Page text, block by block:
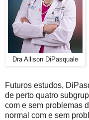
Dra Allison DiPasquale
Futuros estudos,
de perto quatro
com e sem problemas
normal com e sem